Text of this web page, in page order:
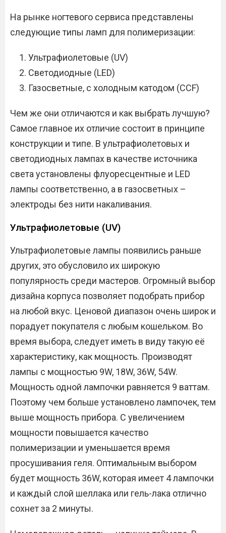
На рынке ногтевого сервиса представлены
следующие типы ламп для полимеризации:
Ультрафиолетовые (UV)
Светодиодные (LED)
Газосветные, с холодным катодом (CCF)
Чем же они отличаются и как выбрать лучшую?
Самое главное их отличие состоит в принципе
конструкции и типе. В ультрафиолетовых и
светодиодных лампах в качестве источника
света установлены флуоресцентные и LED
лампы соответственно, а в газосветных –
электроды без нити накаливания.
Ультрафиолетовые (UV)
Ультрафиолетовые лампы появились раньше
других, это обусловило их широкую
популярность среди мастеров. Огромный выбор
дизайна корпуса позволяет подобрать прибор
на любой вкус. Ценовой диапазон очень широк и
порадует покупателя с любым кошельком. Во
время выбора, следует иметь в виду такую её
характеристику, как мощность. Производят
лампы с мощностью 9W, 18W, 36W, 54W.
Мощность одной лампочки равняется 9 ваттам.
Поэтому чем больше установлено лампочек, тем
выше мощность прибора. С увеличением
мощности повышается качество
полимеризации и уменьшается время
просушивания геля. Оптимальным выбором
будет мощность 36W, которая имеет 4 лампочки
и каждый слой шеллака или гель-лака отлично
сохнет за 2 минуты.